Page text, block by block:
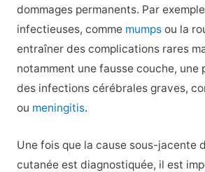
dommages permanents. Par
infectieuses, comme mumpsou la
entraîner des complications rares
notamment une fausse couche, une
des infections cérébrales graves,
ou meningitis.
Une fois que la cause sous-jacente
cutanée est diagnostiquée, il est